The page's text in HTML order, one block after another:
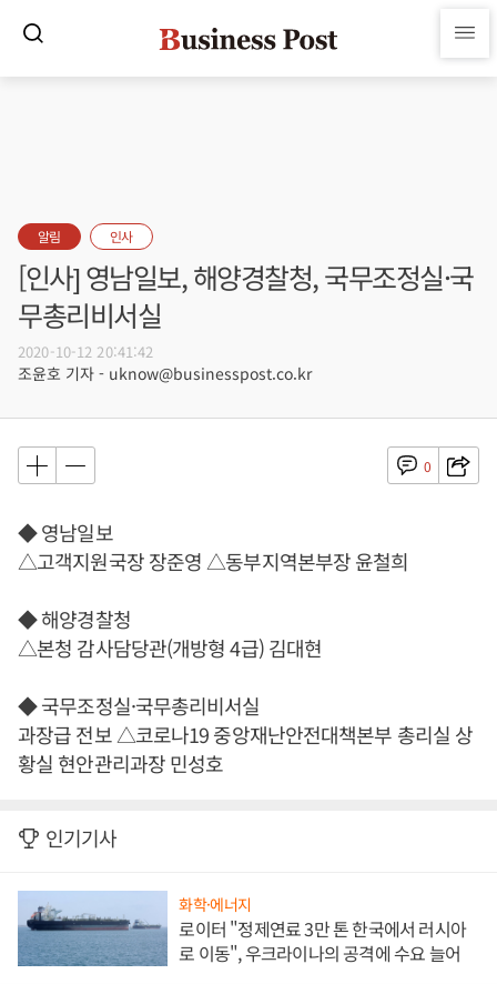
알림 인사
[인사] 영남일보, 해양경찰청, 국무조정실·국
무총리비서실
2020-10-12 20:41:42
조윤호 기자 - uknow@businesspost.co.kr
0
◆ 영남일보
△고객지원국장 장준영 △동부지역본부장 윤철희
◆ 해양경찰청
△본청 감사담당관(개방형 4급) 김대현
◆ 국무조정실·국무총리비서실
과장급 전보 △코로나19 중앙재난안전대책본부 총리실 상
황실 현안관리과장 민성호
인기기사
화학·에너지
로이터 "정제연료 3만 톤 한국에서 러시아
로 이동", 우크라이나의 공격에 수요 늘어